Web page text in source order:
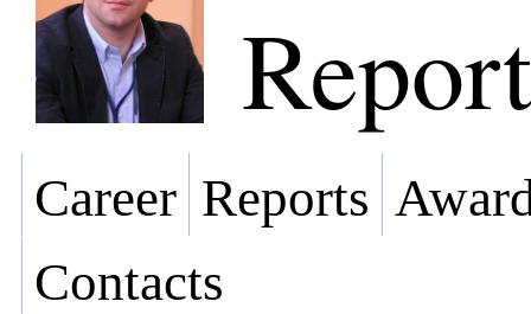
Career Reports
Contacts